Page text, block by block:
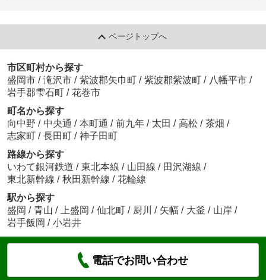
ページトップへ
市区町村から探す
盛岡市 / 滝沢市 / 紫波郡矢巾町 / 紫波郡紫波町 / 八幡平市 /
岩手郡雫石町
/ 花巻市
町名から探す
向中野 / 中央通 / 本町通 / 前九年 / 太田 / 高松 / 茶畑 /
志家町 / 長田町 / 神子田町
路線から探す
いわて銀河鉄道 / 東北本線 / 山田線 / 田沢湖線 /
東北新幹線 / 秋田新幹線 / 花輪線
駅から探す
盛岡 / 青山 / 上盛岡 / 仙北町 / 厨川 / 矢幅 / 大釜 / 山岸 /
岩手飯岡 / 小岩井
電話でお問い合わせ